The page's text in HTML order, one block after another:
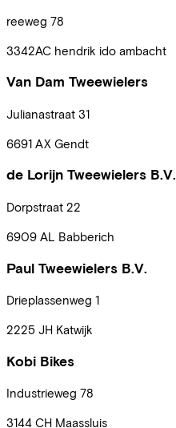
reeweg 78
3342AC hendrik ido ambacht
Van Dam Tweewielers
Julianastraat 31
6691 AX Gendt
de Lorijn Tweewielers B.V.
Dorpstraat 22
6909 AL Babberich
Paul Tweewielers B.V.
Drieplassenweg 1
2225 JH Katwijk
Kobi Bikes
Industrieweg 78
3144 CH Maassluis